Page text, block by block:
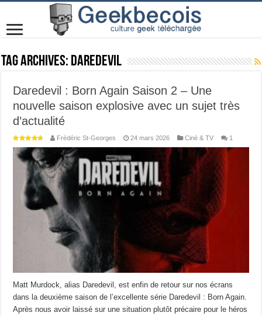
Tag Archives: daredevil
Daredevil : Born Again Saison 2 – Une
nouvelle saison explosive avec un sujet très
d’actualité
Frédéric St-Georges 24 mars 2026 Ciné & TV 1
Matt Murdock, alias Daredevil, est enfin de retour sur nos écrans
dans la deuxième saison de l’excellente série Daredevil : Born Again.
Après nous avoir laissé sur une situation plutôt précaire pour le héros